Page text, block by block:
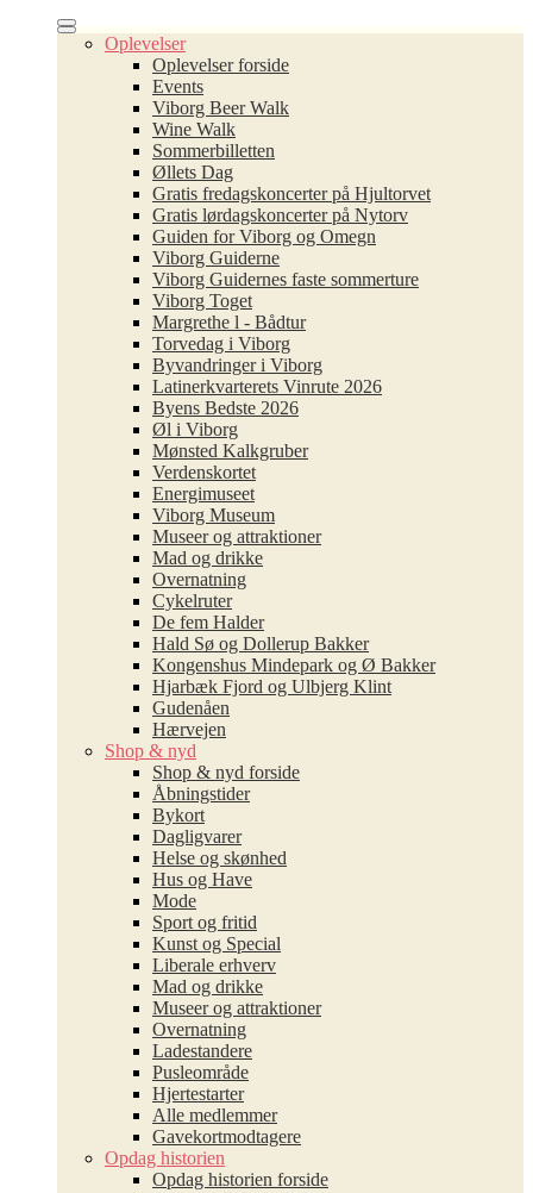
Oplevelser
Oplevelser forside
Events
Viborg Beer Walk
Wine Walk
Sommerbilletten
Øllets Dag
Gratis fredagskoncerter på Hjultorvet
Gratis lørdagskoncerter på Nytorv
Guiden for Viborg og Omegn
Viborg Guiderne
Viborg Guidernes faste sommerture
Viborg Toget
Margrethe l - Bådtur
Torvedag i Viborg
Byvandringer i Viborg
Latinerkvarterets Vinrute 2026
Byens Bedste 2026
Øl i Viborg
Mønsted Kalkgruber
Verdenskortet
Energimuseet
Viborg Museum
Museer og attraktioner
Mad og drikke
Overnatning
Cykelruter
De fem Halder
Hald Sø og Dollerup Bakker
Kongenshus Mindepark og Ø Bakker
Hjarbæk Fjord og Ulbjerg Klint
Gudenåen
Hærvejen
Shop & nyd
Shop & nyd forside
Åbningstider
Bykort
Dagligvarer
Helse og skønhed
Hus og Have
Mode
Sport og fritid
Kunst og Special
Liberale erhverv
Mad og drikke
Museer og attraktioner
Overnatning
Ladestandere
Pusleområde
Hjertestarter
Alle medlemmer
Gavekortmodtagere
Opdag historien
Opdag historien forside